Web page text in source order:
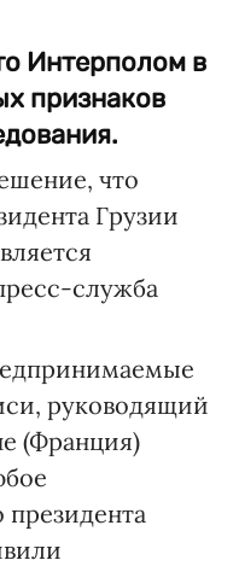
Интерполом в
признаков
что
Грузии
служба
руководящий
(Франция)